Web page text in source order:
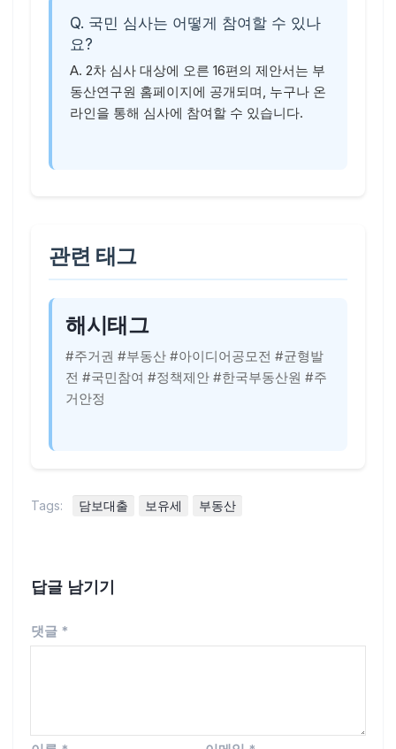
Q. 국민 심사는 어떻게 참여할 수 있나
요?
A. 2차 심사 대상에 오른 16편의 제안서는 부
동산연구원 홈페이지에 공개되며, 누구나 온
라인을 통해 심사에 참여할 수 있습니다.
관련 태그
해시태그
#주거권 #부동산 #아이디어공모전 #균형발
전 #국민참여 #정책제안 #한국부동산원 #주
거안정
Tags: 담보대출 보유세 부동산
답글 남기기
댓글 *